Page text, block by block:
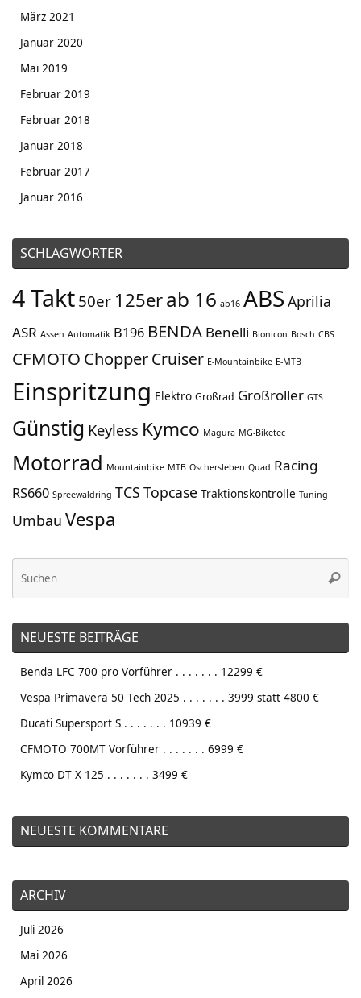
März 2021
Januar 2020
Mai 2019
Februar 2019
Februar 2018
Januar 2018
Februar 2017
Januar 2016
SCHLAGWÖRTER
4 Takt50er 125erab 16 ab16 ABS Aprilia
ASR Assen Automatik B196 BENDA Benelli Bionicon Bosch CBS
CFMOTO ChopperCruiser E-Mountainbike E-MTB
Einspritzung Elektro Großrad Großroller GTS
Günstig Keyless Kymco Magura MG-Biketec
Motorrad Mountainbike MTB Oschersleben Quad Racing
RS660 Spreewaldring TCS Topcase Traktionskontrolle Tuning
Umbau Vespa
NEUESTE BEITRÄGE
Benda LFC 700 pro Vorführer . . . . . . . 12299 €
Vespa Primavera 50 Tech 2025 . . . . . . . 3999 statt 4800 €
Ducati Supersport S . . . . . . . 10939 €
CFMOTO 700MT Vorführer . . . . . . . 6999 €
Kymco DT X 125 . . . . . . . 3499 €
NEUESTE KOMMENTARE
ARCHIV
Juli 2026
Mai 2026
April 2026